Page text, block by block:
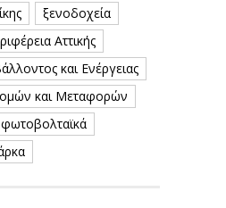
ξενοδοχεία
Αττικής
και Ενέργειας
και Μεταφορών
φωτοβολταϊκά